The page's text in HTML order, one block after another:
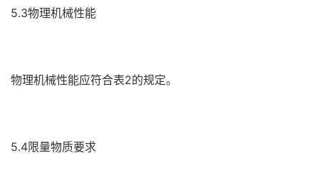
5.3物理机械性能
物理机械性能应符合表2的规定。
5.4限量物质要求